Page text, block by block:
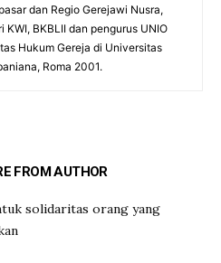
dan Regio Gerejawi Nusra,
BKBLII dan pengurus UNIO
Hukum Gereja di Universitas
Roma 2001.
FROM AUTHOR
solidaritas orang yang